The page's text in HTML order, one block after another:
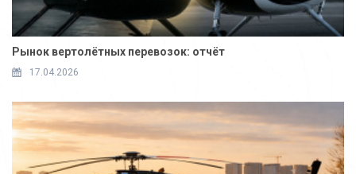
Рынок вертолётных перевозок: отчёт
17.04.2026